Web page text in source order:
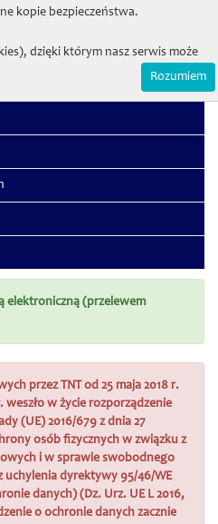
elektroniczną (przelewem
przez TNT od 25 maja 2018 r.
weszło w życie rozporządzenie
(UE) 2016/679 z dnia 27
osób fizycznych w związku z
i w sprawie swobodnego
uchylenia dyrektywy 95/46/WE
danych) (Dz. Urz. UE L 2016,
o ochronie danych zacznie
kopie bezpieczeństwa.
dzięki którym nasz serwis może
Rozumiem